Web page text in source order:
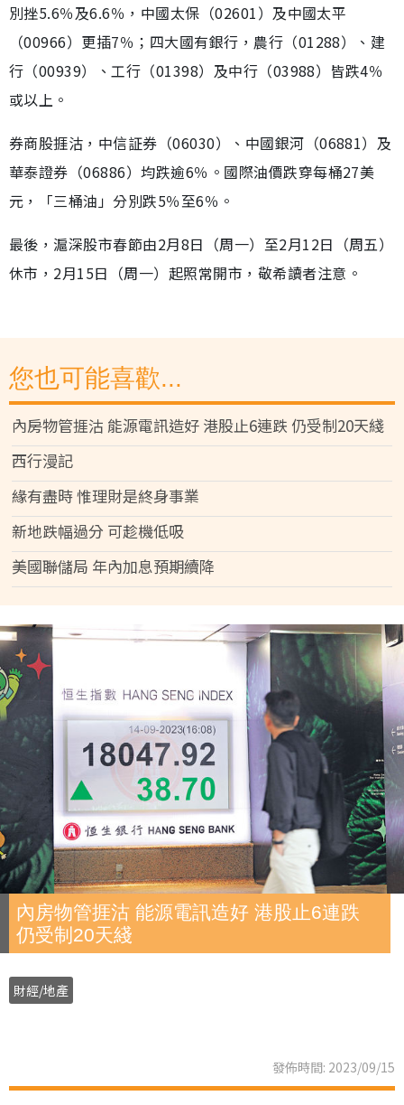
別挫5.6％及6.6％，中國太保（02601）及中國太平
（00966）更插7％；四大國有銀行，農行（01288）、建
行（00939）、工行（01398）及中行（03988）皆跌4％
或以上。
券商股捱沽，中信証券（06030）、中國銀河（06881）及
華泰證券（06886）均跌逾6％。國際油價跌穿每桶27美
元，「三桶油」分別跌5％至6％。
最後，滬深股市春節由2月8日（周一）至2月12日（周五）
休市，2月15日（周一）起照常開市，敬希讀者注意。
您也可能喜歡...
內房物管捱沽 能源電訊造好 港股止6連跌 仍受制20天綫
西行漫記
緣有盡時 惟理財是終身事業
新地跌幅過分 可趁機低吸
美國聯儲局 年內加息預期續降
內房物管捱沽 能源電訊造好 港股止6連跌
仍受制20天綫
財經/地產
發佈時間: 2023/09/15